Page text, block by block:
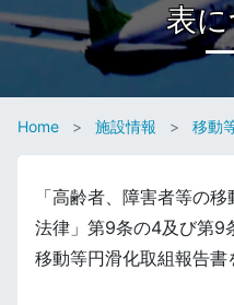
表
Home 施設情報 移動
「高齢者、障害者等の
法律」第9条の4及び第9
移動等円滑化取組報告書